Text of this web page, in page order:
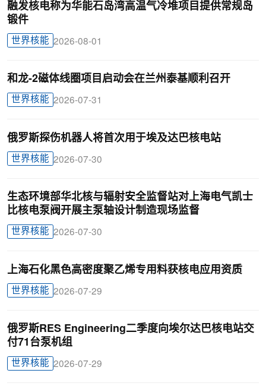
融发核电称为华能石岛湾高温气冷堆项目提供常规岛
锻件
世界核能 2026-08-01
和龙-2磁体线圈项目启动会在兰州泰基顺利召开
世界核能 2026-07-31
俄罗斯探伤机器人将首次用于埃及达巴核电站
世界核能 2026-07-30
生态环境部华北核与辐射安全监督站对上海电气凯士
比核电泵阀开展主泵轴设计制造现场监督
世界核能 2026-07-30
上海石化黑色高密度聚乙烯专用料获核电应用资质
世界核能 2026-07-29
俄罗斯RES Engineering二季度向埃尔达巴核电站交
付71台泵机组
世界核能 2026-07-29